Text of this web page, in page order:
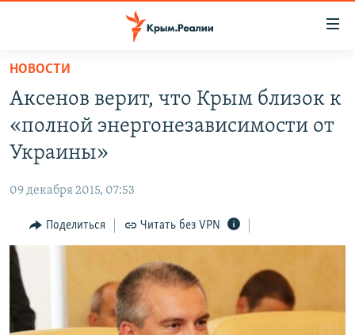
Вернуться
основному
содержанию
Вернутся
главной
навигации
Вернутся
поиску
11 ЛЕТ ОККУПАЦИИ КРЫМА. 11 ИСТОРИЙ СОПРОТИВЛЕНИЯ
ВОДА
ЕЩЕ
ИНТЕРАКТИВ
ТЕЛЕПРОЕКТ КРЫМ.РЕАЛИИ
СОВЕТЫ ПРАВОЗАЩИТНИКОВ
РАДІО СВОБОДА
КАК ОБОЙТИ БЛОКИРОВКУ
Українською
Qırımtatar
НОВОСТИ
Аксенов верит, что Крым близок к
«полной энергонезависимости от
Украины»
09 декабря 2015, 07:53
Поделиться Читать без VPN